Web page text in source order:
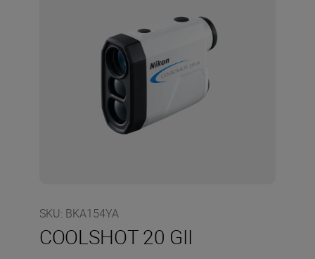
SKU: BKA154YA
COOLSHOT 20 GII